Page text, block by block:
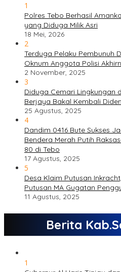
1
Polres Tebo Berhasil
yang Diduga Milik Asri
18 Mei, 2026
2
Terduga Pelaku Pembunuh
Oknum Anggota Polisi
2 November, 2025
3
Diduga Cemari Lingkungan
Berjaya Bakal Kembali
25 Agustus, 2025
4
Dandim 0416 Bute Sukses
Bendera Merah Putih
80 di Tebo
17 Agustus, 2025
5
Desa Klaim Putusan
Putusan MA Gugatan
11 Agustus, 2025
Berita
1